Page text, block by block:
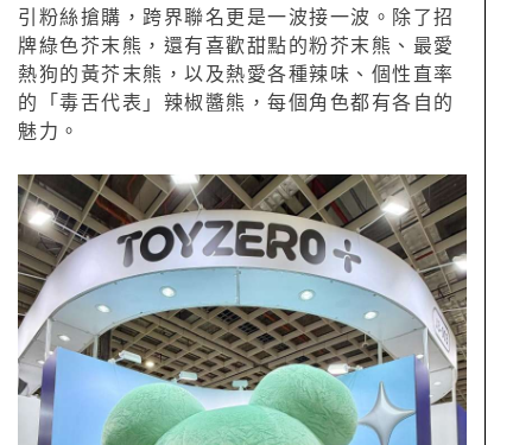
引粉絲搶購，跨界聯名更是一波接一波。除了招
牌綠色芥末熊，還有喜歡甜點的粉芥末熊、最愛
熱狗的黃芥末熊，以及熱愛各種辣味、個性直率
的「毒舌代表」辣椒醬熊，每個角色都有各自的
魅力。